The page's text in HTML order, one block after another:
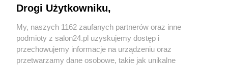
Sport
Społeczeństwo
Drogi Użytkowniku,
My, naszych 1162 zaufanych partnerów oraz inne
podmioty z salon24.pl uzyskujemy dostęp i
przechowujemy informacje na urządzeniu oraz
przetwarzamy dane osobowe, takie jak unikalne